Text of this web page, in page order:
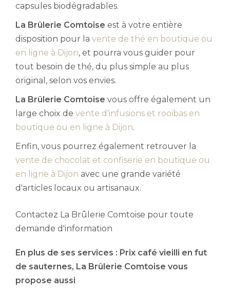
capsules biodégradables.
La Brûlerie Comtoise est à votre entière
disposition pour la vente de thé en boutique ou
en ligne à Dijon, et pourra vous guider pour
tout besoin de thé, du plus simple au plus
original, selon vos envies.
La Brûlerie Comtoise vous offre également un
large choix de vente d'infusions et rooibas en
boutique ou en ligne à Dijon.
Enfin, vous pourrez également retrouver la
vente de chocolat et confiserie en boutique ou
en ligne à Dijon avec une grande variété
d'articles locaux ou artisanaux.
Contactez La Brûlerie Comtoise pour toute
demande d'information
En plus de ses services : Prix café vieilli en fut
de sauternes, La Brûlerie Comtoise vous
propose aussi